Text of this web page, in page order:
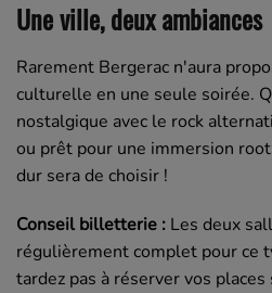
Une ville, deux ambiances
Rarement Bergerac n'aura
culturelle en une seule soirée.
nostalgique avec le rock
ou prêt pour une immersion
dur sera de choisir !
Conseil billetterie : Les deux
régulièrement complet pour ce
tardez pas à réserver vos